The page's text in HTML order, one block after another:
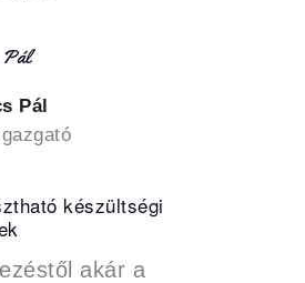
Pál
Pál
készültségi
akár a